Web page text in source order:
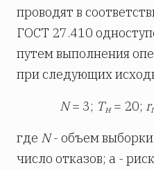
проводят в
ГОСТ 27.410
путем выполнения
при следующих
N= 3; Тн= 20; r
где N- объем
число отказов; a -